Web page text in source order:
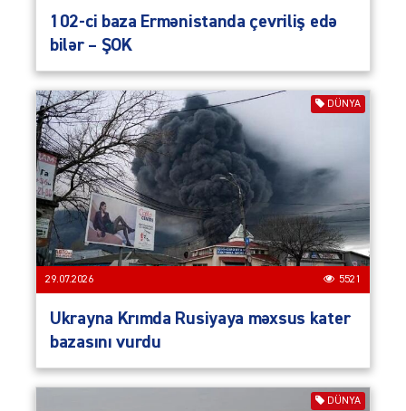
102-ci baza Ermənistanda çevriliş edə
bilər – ŞOK
DÜNYA
29.07.2026 5521
Ukrayna Krımda Rusiyaya məxsus kater
bazasını vurdu
DÜNYA